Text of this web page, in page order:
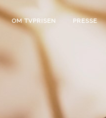
OM TVPRISEN PRESSE